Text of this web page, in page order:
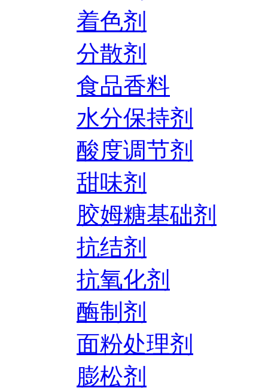
着色剂
分散剂
食品香料
水分保持剂
酸度调节剂
甜味剂
胶姆糖基础剂
抗结剂
抗氧化剂
酶制剂
面粉处理剂
膨松剂